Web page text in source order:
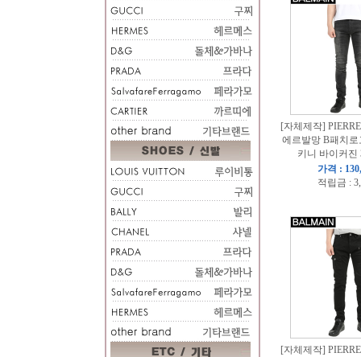
[자체제작]
에르발망 B패치
키니 바이커진
가격 :
적립금 :
[자체제작]